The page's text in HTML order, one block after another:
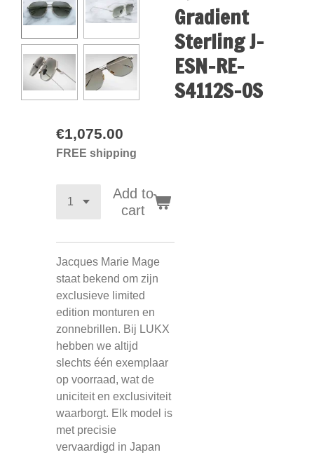
Gradient
Sterling J-
ESN-RE-
S4112S-OS
€1,075.00
FREE shipping
Add to
cart
Jacques Marie Mage
staat bekend om zijn
exclusieve limited
edition monturen en
zonnebrillen. Bij LUKX
hebben we altijd
slechts één exemplaar
op voorraad, wat de
uniciteit en exclusiviteit
waarborgt. Elk model is
met precisie
vervaardigd in Japan